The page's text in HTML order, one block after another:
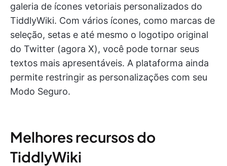
galeria de ícones vetoriais personalizados do
TiddlyWiki. Com vários ícones, como marcas de
seleção, setas e até mesmo o logotipo original
do Twitter (agora X), você pode tornar seus
textos mais apresentáveis. A plataforma ainda
permite restringir as personalizações com seu
Modo Seguro.
Melhores recursos do
TiddlyWiki